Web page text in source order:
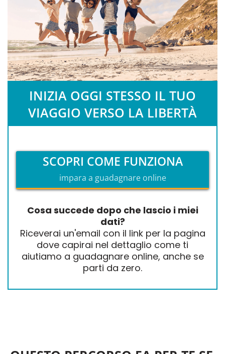
INIZIA OGGI STESSO IL TUO
VIAGGIO VERSO LA LIBERTÀ
SCOPRI COME FUNZIONA
impara a guadagnare online
Cosa succede dopo che lascio i miei
dati?
Riceverai un'email con il link per la pagina
dove capirai nel dettaglio come ti
aiutiamo a guadagnare online, anche se
parti da zero.